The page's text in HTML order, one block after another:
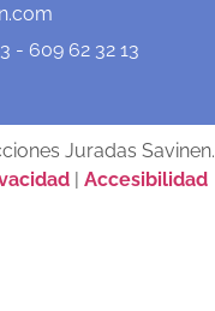
- 609 62 32 13
Juradas Savinen.
| Accesibilidad